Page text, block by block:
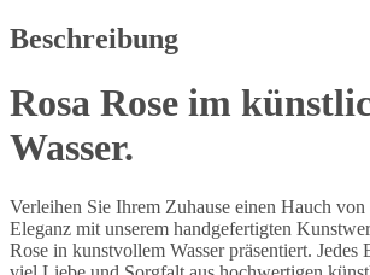
Beschreibung
Rosa Rose im
Wasser.
Verleihen Sie Ihrem Zuhause einen Hauch
Eleganz mit unserem handgefertigten
Rose in kunstvollem Wasser präsentiert.